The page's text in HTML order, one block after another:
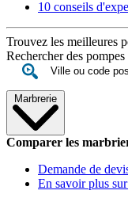
10 conseils
Trouvez les meilleures
Rechercher des
Marbrerie
Comparer les
Demande de
En savoir plus